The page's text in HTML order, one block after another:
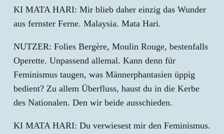
KI MATA HARI: Mir blieb daher einzig das Wunder
aus fernster Ferne. Malaysia. Mata Hari.
NUTZER: Folies Bergère, Moulin Rouge, bestenfalls
Operette. Unpassend allemal. Kann denn für
Feminismus taugen, was Männerphantasien üppig
bedient? Zu allem Überfluss, haust du in die Kerbe
des Nationalen. Den wir beide ausschieden.
KI MATA HARI: Du verwiesest mir den Feminismus.